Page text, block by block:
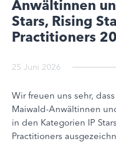
Anwältinnen
Stars, Rising
Practitioners
25 Juni 2026
Wir freuen uns sehr,
Maiwald-Anwältinnen
in den Kategorien IP
Practitioners